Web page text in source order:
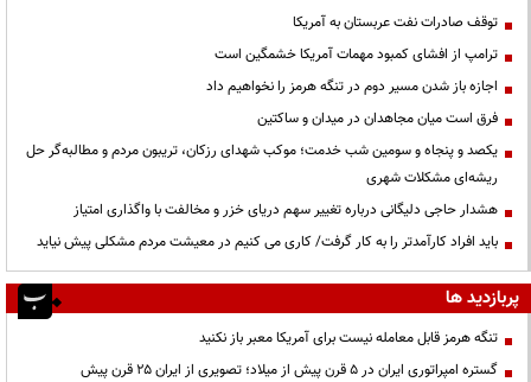
توقف صادرات نفت عربستان به آمریکا
ترامپ از افشای کمبود مهمات آمریکا خشمگین است
اجازه باز شدن مسیر دوم در تنگه هرمز را نخواهیم داد
فرق است میان مجاهدان در میدان و ساکتین
یکصد و پنجاه و سومین شب خدمت؛ موکب شهدای رزکان، تریبون مردم و مطالبه‌گر حل
ریشه‌ای مشکلات شهری
هشدار حاجی دلیگانی درباره تغییر سهم دریای خزر و مخالفت با واگذاری امتیاز
باید افراد کارآمدتر را به کار گرفت/ کاری می کنیم در معیشت مردم مشکلی پیش نیاید
پربازدید ها
تنگه هرمز قابل معامله نیست برای آمریکا معبر باز نکنید
گستره امپراتوری ایران در ۵ قرن پیش از میلاد؛ تصویری از ایران ۲۵ قرن پیش